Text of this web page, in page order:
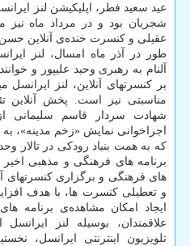
عید سعید فطر، اپلیکیشن لنز
شجریان بود و در مرداد ماه نیز
عقیلی و کنسرت خنده‌ی آنلاین
طور در آذر ماه امسال، لنز
آلنام به رهبری وحید علیپور و
بر کنسرتهای آنلاین، لنز
مناسبتی نیز است. پخش آنلاین
شهادت سردار قاسم سلیمانی
اجراخوانی نمایش «زخم مدینه»،
که به همت بنیاد رودکی در تالار
برنامه های فرهنگی و مذهبی
های فرهنگی و برگزاری کنسرتهای
و تعطیلی کنسرت ها، با هدف
ایجاد امکان مشاهده‌ی برنامه
علاقمندان، بوسیله لنز
تلویزیون اینترنتی ایرانسل،